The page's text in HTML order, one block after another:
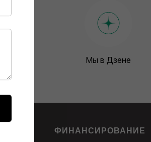
Мы в Дзене
ФИНАНСИРОВАНИЕ